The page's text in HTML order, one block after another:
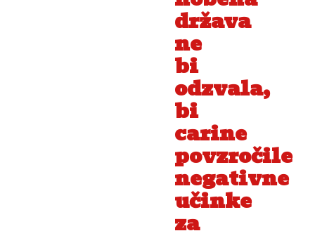
država
ne
bi
odzvala,
bi
carine
povzročile
negativne
učinke
za